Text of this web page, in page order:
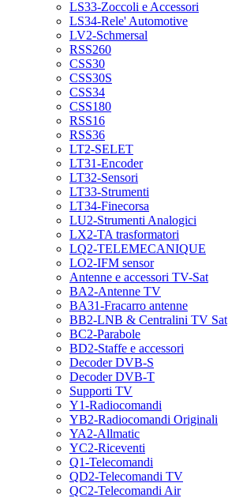
LS33-Zoccoli e Accessori
LS34-Rele' Automotive
LV2-Schmersal
RSS260
CSS30
CSS30S
CSS34
CSS180
RSS16
RSS36
LT2-SELET
LT31-Encoder
LT32-Sensori
LT33-Strumenti
LT34-Finecorsa
LU2-Strumenti Analogici
LX2-TA trasformatori
LQ2-TELEMECANIQUE
LO2-IFM sensor
Antenne e accessori TV-Sat
BA2-Antenne TV
BA31-Fracarro antenne
BB2-LNB & Centralini TV Sat
BC2-Parabole
BD2-Staffe e accessori
Decoder DVB-S
Decoder DVB-T
Supporti TV
Y1-Radiocomandi
YB2-Radiocomandi Originali
YA2-Allmatic
YC2-Riceventi
Q1-Telecomandi
QD2-Telecomandi TV
QC2-Telecomandi Air